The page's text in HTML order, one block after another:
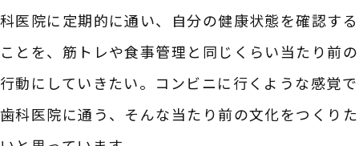
科医院に定期的に通い、自分の健康状態を確認する
ことを、筋トレや食事管理と同じくらい当たり前の
行動にしていきたい。コンビニに行くような感覚で
歯科医院に通う、そんな当たり前の文化をつくりた